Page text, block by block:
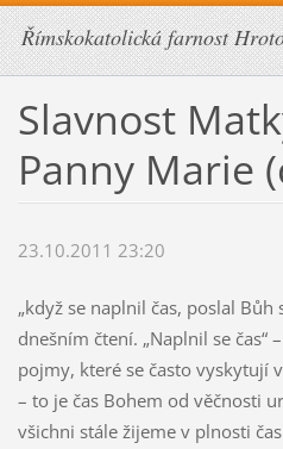
Římskokatolická farnost
Slavnost
Panny Marie
23.10.2011 23:20
„když se naplnil čas, poslal Bůh
dnešním čtení. „Naplnil se čas“
pojmy, které se často vyskytují
– to je čas Bohem od věčnosti
všichni stále žijeme v plnosti